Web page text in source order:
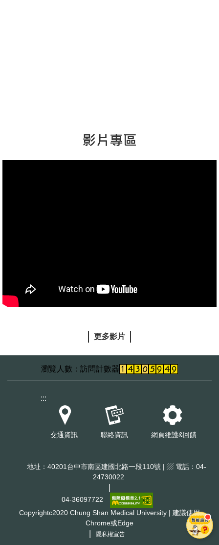
更多影片
訪問計數器
:::
交通資訊 聯絡資訊 網頁維護&回饋
地址：40201台中市南區建國北路一段110號 | ▨ 電話：04-
24730022
|
04-36097722
Copyrightc2020 Chung Shan Medical University | 建議使用
Chrome或Edge
| 隱私權宣告